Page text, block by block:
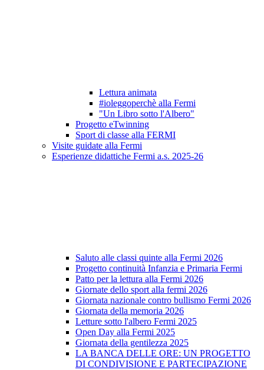
Lettura animata
#ioleggoperchè alla Fermi
"Un Libro sotto l'Albero"
Progetto eTwinning
Sport di classe alla FERMI
Visite guidate alla Fermi
Esperienze didattiche Fermi a.s. 2025-26
Saluto alle classi quinte alla Fermi 2026
Progetto continuità Infanzia e Primaria Fermi
Patto per la lettura alla Fermi 2026
Giornate dello sport alla fermi 2026
Giornata nazionale contro bullismo Fermi 2026
Giornata della memoria 2026
Letture sotto l'albero Fermi 2025
Open Day alla Fermi 2025
Giornata della gentilezza 2025
LA BANCA DELLE ORE: UN PROGETTO
DI CONDIVISIONE E PARTECIPAZIONE